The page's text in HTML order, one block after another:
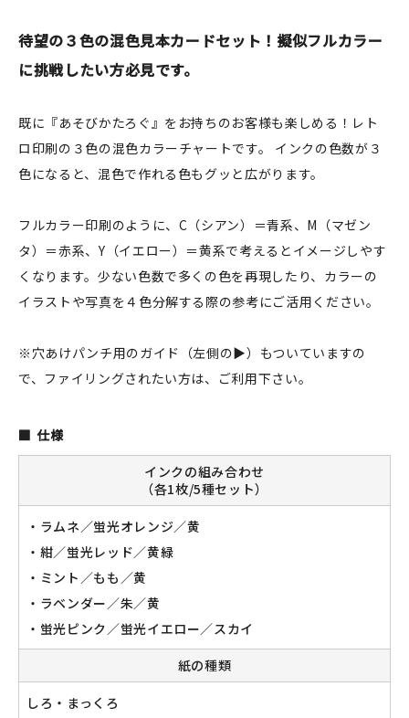
台湾グッズ
読みもの
イベント・ワークショップ
おしらせ
ログイン
マイアカウント
カートを見る
お買い物ガイド
よくある質問
待望の３色の混色見本カードセット！擬似フルカラー
に挑戦したい方必見です。
既に『あそびかたろぐ』をお持ちのお客様も楽しめる！レト
ロ印刷の３色の混色カラーチャートです。 インクの色数が３
色になると、混色で作れる色もグッと広がります。
フルカラー印刷のように、C（シアン）＝青系、M（マゼン
タ）＝赤系、Y（イエロー）＝黄系で考えるとイメージしやす
くなります。少ない色数で多くの色を再現したり、カラーの
イラストや写真を４色分解する際の参考にご活用ください。
※穴あけパンチ用のガイド（左側の▶）もついていますの
で、ファイリングされたい方は、ご利用下さい。
仕様
インクの組み合わせ
（各1枚/5種セット）
・ラムネ／蛍光オレンジ／黄
・紺／蛍光レッド／黄緑
・ミント／もも／黄
・ラベンダー／朱／黄
・蛍光ピンク／蛍光イエロー／スカイ
紙の種類
しろ・まっくろ